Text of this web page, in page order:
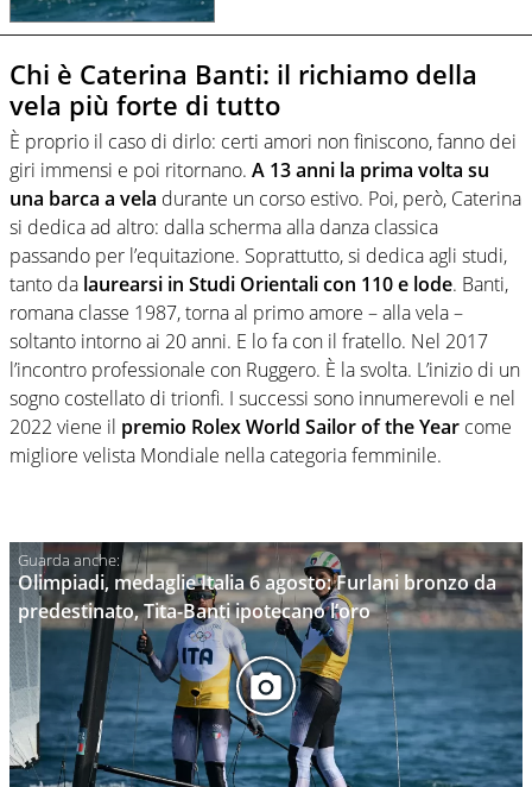
Chi è Caterina Banti: il richiamo della
vela più forte di tutto
È proprio il caso di dirlo: certi amori non finiscono, fanno dei
giri immensi e poi ritornano. A 13 anni la prima volta su
una barca a vela durante un corso estivo. Poi, però, Caterina
si dedica ad altro: dalla scherma alla danza classica
passando per l’equitazione. Soprattutto, si dedica agli studi,
tanto da laurearsi in Studi Orientali con 110 e lode. Banti,
romana classe 1987, torna al primo amore – alla vela –
soltanto intorno ai 20 anni. E lo fa con il fratello. Nel 2017
l’incontro professionale con Ruggero. È la svolta. L’inizio di un
sogno costellato di trionfi. I successi sono innumerevoli e nel
2022 viene il premio Rolex World Sailor of the Year come
migliore velista Mondiale nella categoria femminile.
Olimpiadi, medaglie Italia 6 agosto: Furlani bronzo da
predestinato, Tita-Banti ipotecano l’oro